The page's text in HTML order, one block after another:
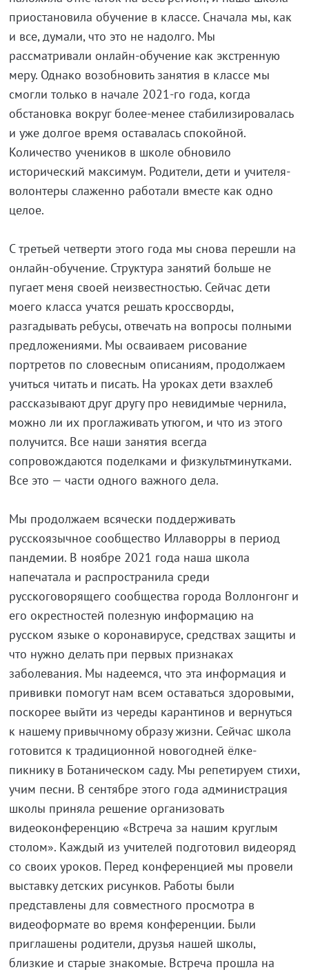
приостановила обучение в классе. Сначала мы, как
и все, думали, что это не надолго. Мы
рассматривали онлайн-обучение как экстренную
меру. Однако возобновить занятия в классе мы
смогли только в начале 2021-го года, когда
обстановка вокруг более-менее стабилизировалась
и уже долгое время оставалась спокойной.
Количество учеников в школе обновило
исторический максимум. Родители, дети и учителя-
волонтеры слаженно работали вместе как одно
целое.
С третьей четверти этого года мы снова перешли на
онлайн-обучение. Структура занятий больше не
пугает меня своей неизвестностью. Сейчас дети
моего класса учатся решать кроссворды,
разгадывать ребусы, отвечать на вопросы полными
предложениями. Мы осваиваем рисование
портретов по словесным описаниям, продолжаем
учиться читать и писать. На уроках дети взахлеб
рассказывают друг другу про невидимые чернила,
можно ли их проглаживать утюгом, и что из этого
получится. Все наши занятия всегда
сопровождаются поделками и физкультминутками.
Все это — части одного важного дела.
Мы продолжаем всячески поддерживать
русскоязычное сообщество Иллаворры в период
пандемии. В ноябре 2021 года наша школа
напечатала и распространила среди
русскоговорящего сообщества города Воллонгонг и
его окрестностей полезную информацию на
русском языке о коронавирусе, средствах защиты и
что нужно делать при первых признаках
заболевания. Мы надеемся, что эта информация и
прививки помогут нам всем оставаться здоровыми,
поскорее выйти из череды карантинов и вернуться
к нашему привычному образу жизни. Сейчас школа
готовится к традиционной новогодней ёлке-
пикнику в Ботаническом саду. Мы репетируем стихи,
учим песни. В сентябре этого года администрация
школы приняла решение организовать
видеоконференцию «Встреча за нашим круглым
столом». Каждый из учителей подготовил видеоряд
со своих уроков. Перед конференцией мы провели
выставку детских рисунков. Работы были
представлены для совместного просмотра в
видеоформате во время конференции. Были
приглашены родители, друзья нашей школы,
близкие и старые знакомые. Встреча прошла на